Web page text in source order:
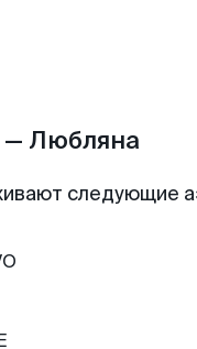
Любляна
следующие